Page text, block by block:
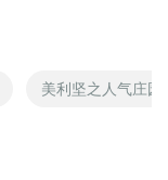
美利坚之人气庄园